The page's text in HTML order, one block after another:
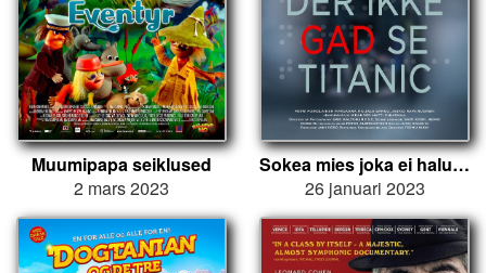
Muumipapa seiklused
2 mars 2023
Sokea mies joka ei halunnut nähdä Titanicia
26 januari 2023